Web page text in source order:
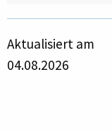
Aktualisiert am
04.08.2026